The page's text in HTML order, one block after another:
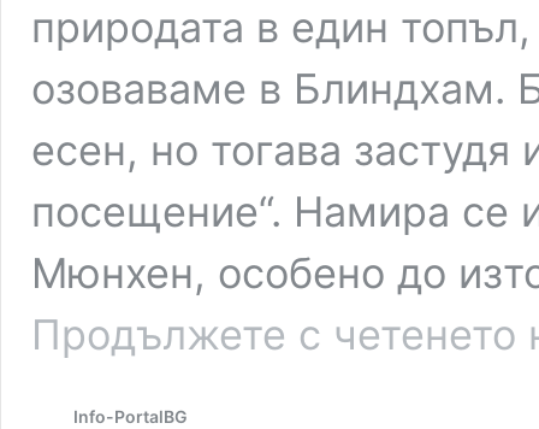
природата в един
озоваваме в Блиндхам.
есен, но тогава застудя
посещение“. Намира се
Мюнхен, особено до
Продължете с четенето
Info-PortalBG